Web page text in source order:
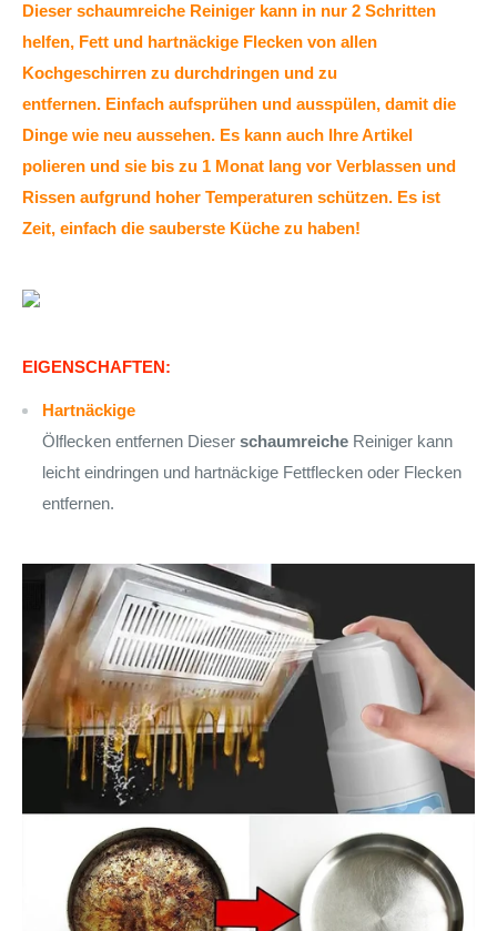
Dieser schaumreiche Reiniger kann in nur 2 Schritten
helfen, Fett und hartnäckige Flecken von allen
Kochgeschirren zu durchdringen und zu
entfernen. Einfach aufsprühen und ausspülen, damit die
Dinge wie neu aussehen. Es kann auch Ihre Artikel
polieren und sie bis zu 1 Monat lang vor Verblassen und
Rissen aufgrund hoher Temperaturen schützen. Es ist
Zeit, einfach die sauberste Küche zu haben!
EIGENSCHAFTEN:
Hartnäckige
Ölflecken entfernen Dieser schaumreiche Reiniger kann
leicht eindringen und hartnäckige Fettflecken oder Flecken
entfernen.